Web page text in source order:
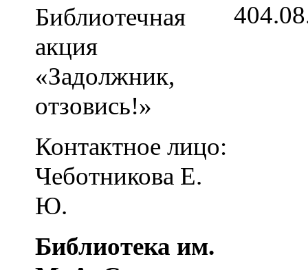
Библиотечная
акция
«Задолжник,
отзовись!»
Контактное лицо:
Чеботникова Е.
Ю.
Библиотека им.
4